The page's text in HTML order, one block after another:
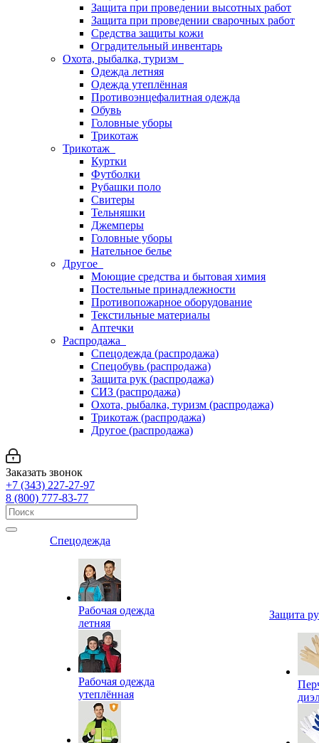
Защита при проведении высотных работ
Защита при проведении сварочных работ
Средства защиты кожи
Оградительный инвентарь
Охота, рыбалка, туризм
Одежда летняя
Одежда утеплённая
Противоэнцефалитная одежда
Обувь
Головные уборы
Трикотаж
Трикотаж
Куртки
Футболки
Рубашки поло
Свитеры
Тельняшки
Джемперы
Головные уборы
Нательное белье
Другое
Моющие средства и бытовая химия
Постельные принадлежности
Противопожарное оборудование
Текстильные материалы
Аптечки
Распродажа
Спецодежда (распродажа)
Спецобувь (распродажа)
Защита рук (распродажа)
СИЗ (распродажа)
Охота, рыбалка, туризм (распродажа)
Трикотаж (распродажа)
Другое (распродажа)
Заказать звонок
+7 (343) 227-27-97
8 (800) 777-83-77
Спецодежда
Рабочая одежда
летняя
Рабочая одежда
утеплённая
Защита